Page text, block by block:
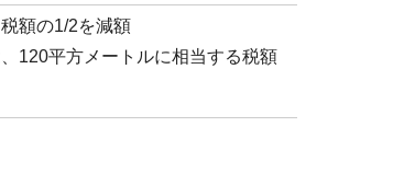
額の1/2を減額
120平方メートルに相当する税額